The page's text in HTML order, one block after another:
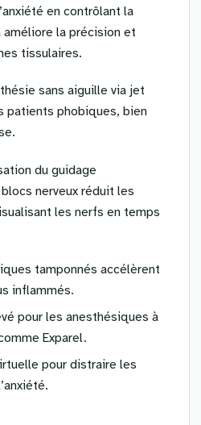
en contrôlant la
améliore la précision et
tissulaires.
sans aiguille via jet
patients phobiques, bien
du guidage
nerveux réduit les
les nerfs en temps
tamponnés accélèrent
inflammés.
pour les anesthésiques à
Exparel.
pour distraire les